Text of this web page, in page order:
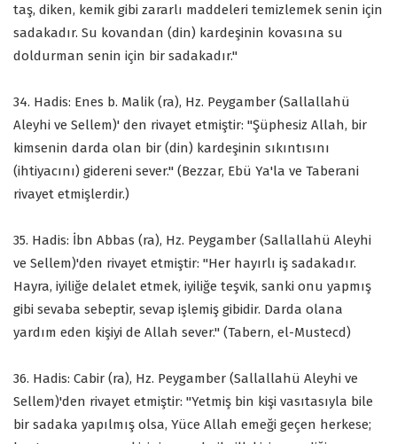
taş, diken, kemik gibi zararlı maddeleri temizlemek senin için
sadakadır. Su kovandan (din) kardeşinin kovasına su
doldurman senin için bir sadakadır."
34. Hadis: Enes b. Malik (ra), Hz. Peygamber (Sallallahü
Aleyhi ve Sellem)' den rivayet etmiştir: "Şüphesiz Allah, bir
kimsenin darda olan bir (din) kardeşinin sıkıntısını
(ihtiyacını) gidereni sever." (Bezzar, Ebü Ya'la ve Taberani
rivayet etmişlerdir.)
35. Hadis: İbn Abbas (ra), Hz. Peygamber (Sallallahü Aleyhi
ve Sellem)'den rivayet etmiştir: "Her hayırlı iş sadakadır.
Hayra, iyiliğe delalet etmek, iyiliğe teşvik, sanki onu yapmış
gibi sevaba sebeptir, sevap işlemiş gibidir. Darda olana
yardım eden kişiyi de Allah sever." (Tabern, el-Mustecd)
36. Hadis: Cabir (ra), Hz. Peygamber (Sallallahü Aleyhi ve
Sellem)'den rivayet etmiştir: "Yetmiş bin kişi vasıtasıyla bile
bir sadaka yapılmış olsa, Yüce Allah emeği geçen herkese;